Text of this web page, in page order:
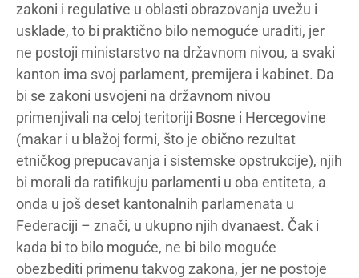
zakoni i regulative u oblasti obrazovanja uvežu i
usklade, to bi praktično bilo nemoguće uraditi, jer
ne postoji ministarstvo na državnom nivou, a svaki
kanton ima svoj parlament, premijera i kabinet. Da
bi se zakoni usvojeni na državnom nivou
primenjivali na celoj teritoriji Bosne i Hercegovine
(makar i u blažoj formi, što je obično rezultat
etničkog prepucavanja i sistemske opstrukcije), njih
bi morali da ratifikuju parlamenti u oba entiteta, a
onda u još deset kantonalnih parlamenata u
Federaciji – znači, u ukupno njih dvanaest. Čak i
kada bi to bilo moguće, ne bi bilo moguće
obezbediti primenu takvog zakona, jer ne postoje